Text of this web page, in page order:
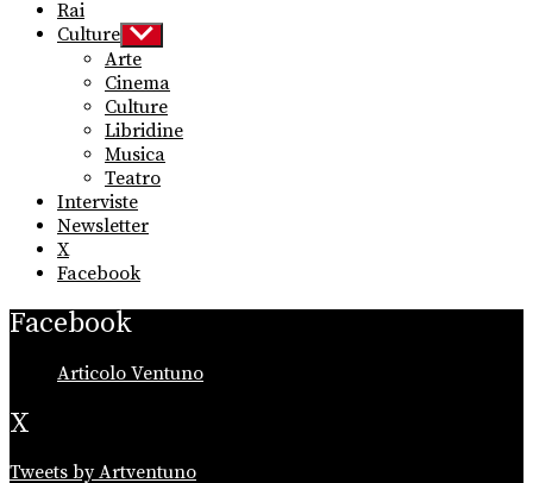
Rai
Culture Show
sub
menu
Arte
Cinema
Culture
Libridine
Musica
Teatro
Interviste
Newsletter
X
Facebook
Facebook
Articolo Ventuno
X
Tweets by Artventuno